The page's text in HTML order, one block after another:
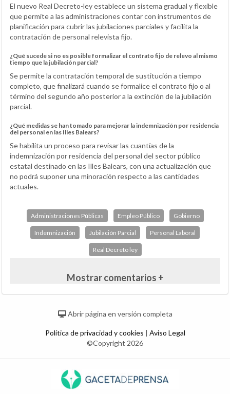
El nuevo Real Decreto-ley establece un sistema gradual y flexible
que permite a las administraciones contar con instrumentos de
planificación para cubrir las jubilaciones parciales y facilita la
contratación de personal relevista fijo.
¿Qué sucede si no es posible formalizar el contrato fijo de relevo al mismo
tiempo que la jubilación parcial?
Se permite la contratación temporal de sustitución a tiempo
completo, que finalizará cuando se formalice el contrato fijo o al
término del segundo año posterior a la extinción de la jubilación
parcial.
¿Qué medidas se han tomado para mejorar la indemnización por residencia
del personal en las Illes Balears?
Se habilita un proceso para revisar las cuantías de la
indemnización por residencia del personal del sector público
estatal destinado en las Illes Balears, con una actualización que
no podrá suponer una minoración respecto a las cantidades
actuales.
Administraciones Públicas Empleo Público Gobierno
Indemnización Jubilación Parcial Personal Laboral
Real Decreto ley
Mostrar comentarios +
Abrir página en versión completa
Política de privacidad y cookies | Aviso Legal
©Copyright 2026